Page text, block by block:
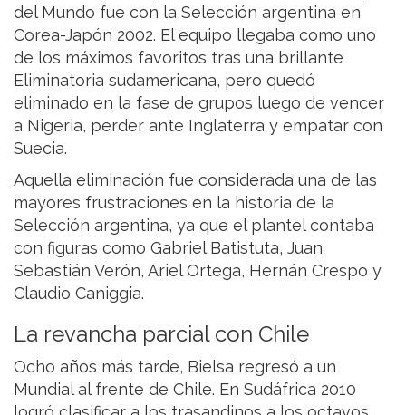
del Mundo fue con la Selección argentina en
Corea-Japón 2002. El equipo llegaba como uno
de los máximos favoritos tras una brillante
Eliminatoria sudamericana, pero quedó
eliminado en la fase de grupos luego de vencer
a Nigeria, perder ante Inglaterra y empatar con
Suecia.
Aquella eliminación fue considerada una de las
mayores frustraciones en la historia de la
Selección argentina, ya que el plantel contaba
con figuras como Gabriel Batistuta, Juan
Sebastián Verón, Ariel Ortega, Hernán Crespo y
Claudio Caniggia.
La revancha parcial con Chile
Ocho años más tarde, Bielsa regresó a un
Mundial al frente de Chile. En Sudáfrica 2010